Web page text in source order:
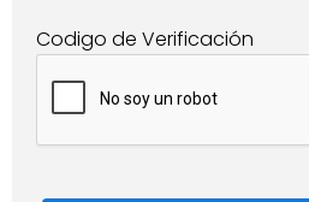
Codigo de Verificación